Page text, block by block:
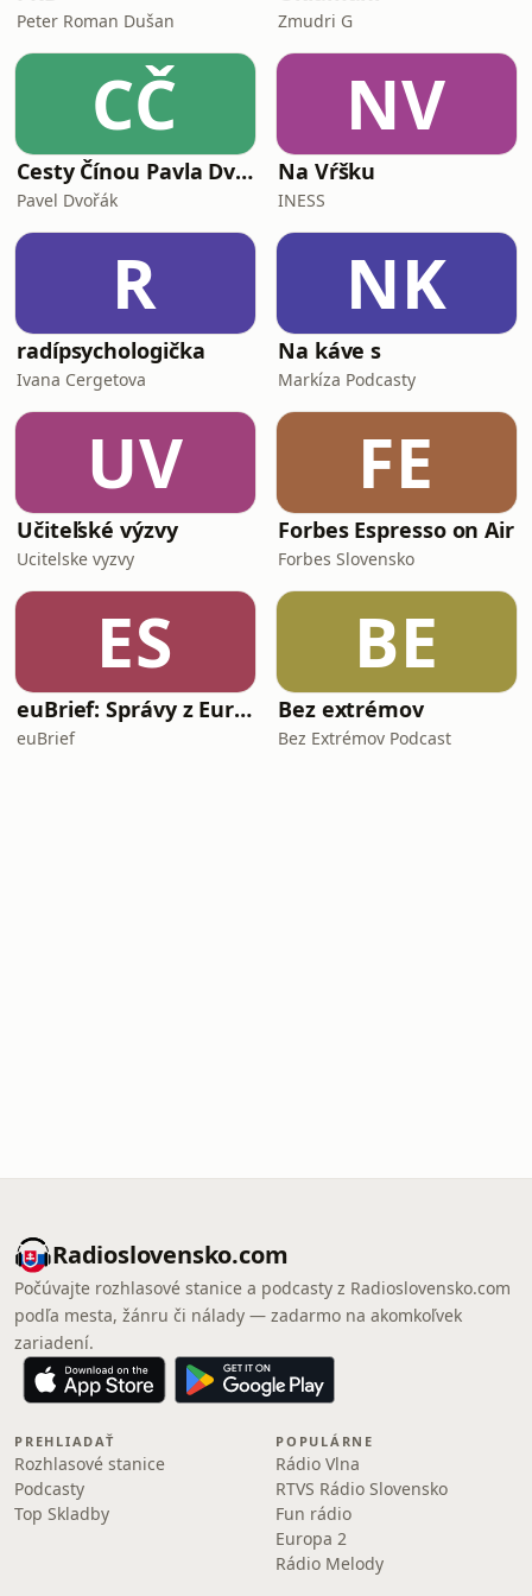
Peter Roman Dušan Zmudri G
CČ
Cesty Čínou Pavla Dvořáka
Pavel Dvořák
NV
Na Vŕšku
INESS
R
radípsychologička
Ivana Cergetova
NK
Na káve s
Markíza Podcasty
UV
Učiteľské výzvy
Ucitelske vyzvy
FE
Forbes Espresso on Air
Forbes Slovensko
ES
euBrief: Správy z Európskej únie
euBrief
BE
Bez extrémov
Bez Extrémov Podcast
Radioslovensko.com
Počúvajte rozhlasové stanice a podcasty z Radioslovensko.com
podľa mesta, žánru či nálady — zadarmo na akomkoľvek
zariadení.
PREHLIADAŤ
Rozhlasové stanice
Podcasty
Top Skladby
POPULÁRNE
Rádio Vlna
RTVS Rádio Slovensko
Fun rádio
Europa 2
Rádio Melody